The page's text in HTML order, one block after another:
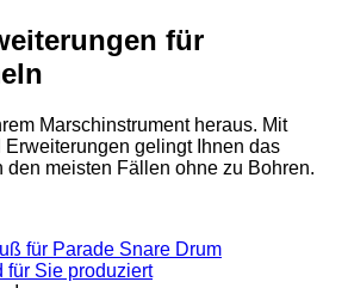
für
Marschinstrument heraus. Mit
Erweiterungen gelingt Ihnen das
meisten Fällen ohne zu Bohren.